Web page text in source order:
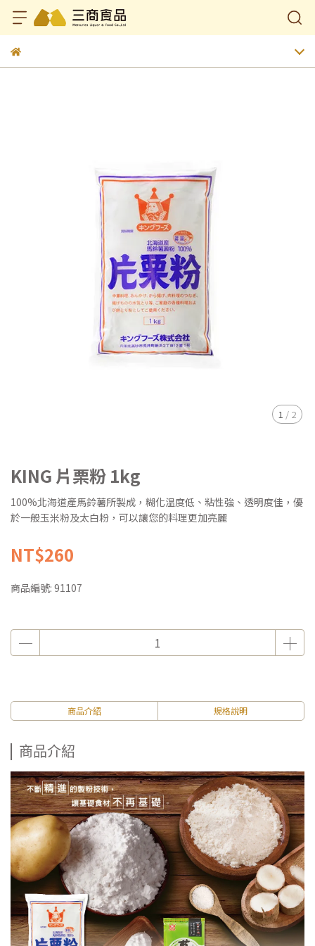
1 / 2
KING 片栗粉 1kg
100%北海道產馬鈴薯所製成，糊化温度低、粘性強、透明度佳，優
於一般玉米粉及太白粉，可以讓您的料理更加亮麗
NT$260
商品編號: 91107
商品介紹 規格說明
商品介紹